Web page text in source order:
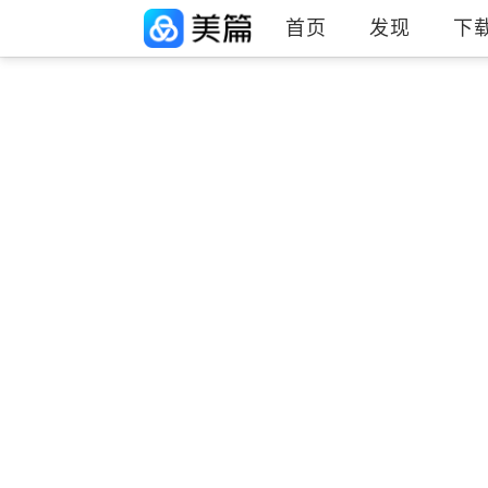
首页 发现 下